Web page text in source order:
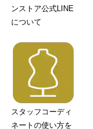
ンストア公式LINE
について
スタッフコーディ
ネートの使い方を